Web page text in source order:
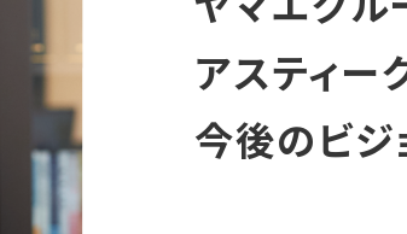
アスティー
今後のビジ